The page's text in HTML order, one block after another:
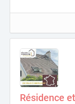
Résidence